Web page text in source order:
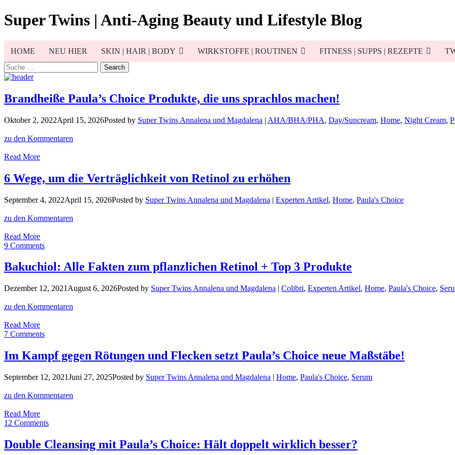
Skip
to
Super Twins | Anti-Aging Beauty und Lifestyle Blog
HOME NEU HIER SKIN | HAIR | BODY WIRKSTOFFE | ROUTINEN FITNESS | SUPPS | REZEPTE
Search
for:
Brandheiße Paula’s Choice Produkte, die uns sprachlos machen!
Oktober 2, 2022April 15, 2026Posted by Super Twins Annalena und Magdalena | AHA/BHA/PHA, Day/Suncream, Home, Night Cream,
zu den Kommentaren
Read MoreBrandheiße
Produkte,
uns
machen!
6 Wege, um die Verträglichkeit von Retinol zu erhöhen
September 4, 2022April 15, 2026Posted by Super Twins Annalena und Magdalena | Experten Artikel, Home, Paula's Choice
zu den Kommentaren
Read More6
Wege,
die
Verträglichkeit
Retinol
erhöhen
9 Comments
Bakuchiol: Alle Fakten zum pflanzlichen Retinol + Top 3 Produkte
Dezember 12, 2021 August 6, 2026Posted by Super Twins Annalena und Magdalena | Colibri, Experten Artikel, Home, Paula's Choice,
zu den Kommentaren
Read MoreBakuchiol:
Alle
pflanzlichen
+
3
7 Comments
Im Kampf gegen Rötungen und Flecken setzt Paula’s Choice neue Maßstäbe!
September 12, 2021Juni 27, 2025Posted by Super Twins Annalena und Magdalena | Home, Paula's Choice, Serum
zu den Kommentaren
Read MoreIm
Kampf
Rötungen
und
12 Comments
Double Cleansing mit Paula’s Choice: Hält doppelt wirklich besser?